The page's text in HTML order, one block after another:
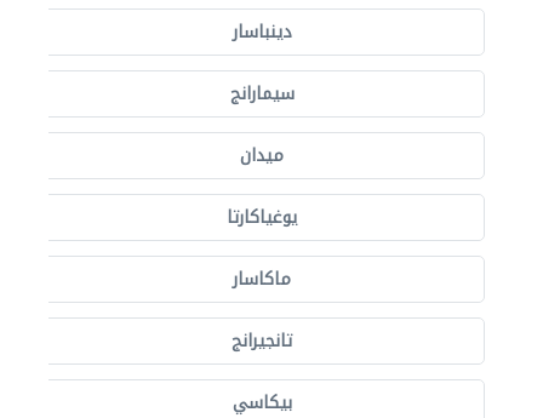
دينباسار
سيمارانج
ميدان
يوغياكارتا
ماكاسار
تانجيرانج
بيكاسي